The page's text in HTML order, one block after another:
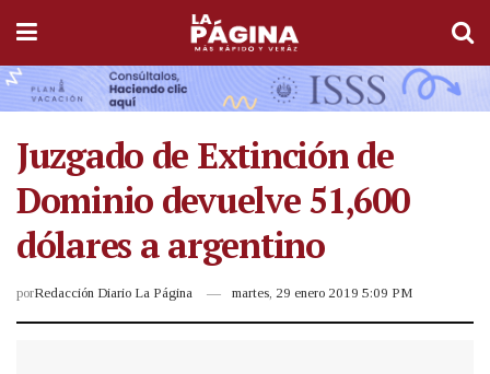
Juzgado de Extinción de
Dominio devuelve 51,600
dólares a argentino
porRedacción Diario La Página martes, 29 enero 2019 5:09 PM